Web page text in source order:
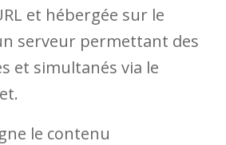
et hébergée sur le
serveur permettant des
et simultanés via le
le contenu